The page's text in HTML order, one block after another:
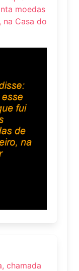
moedas
Casa do
chamada